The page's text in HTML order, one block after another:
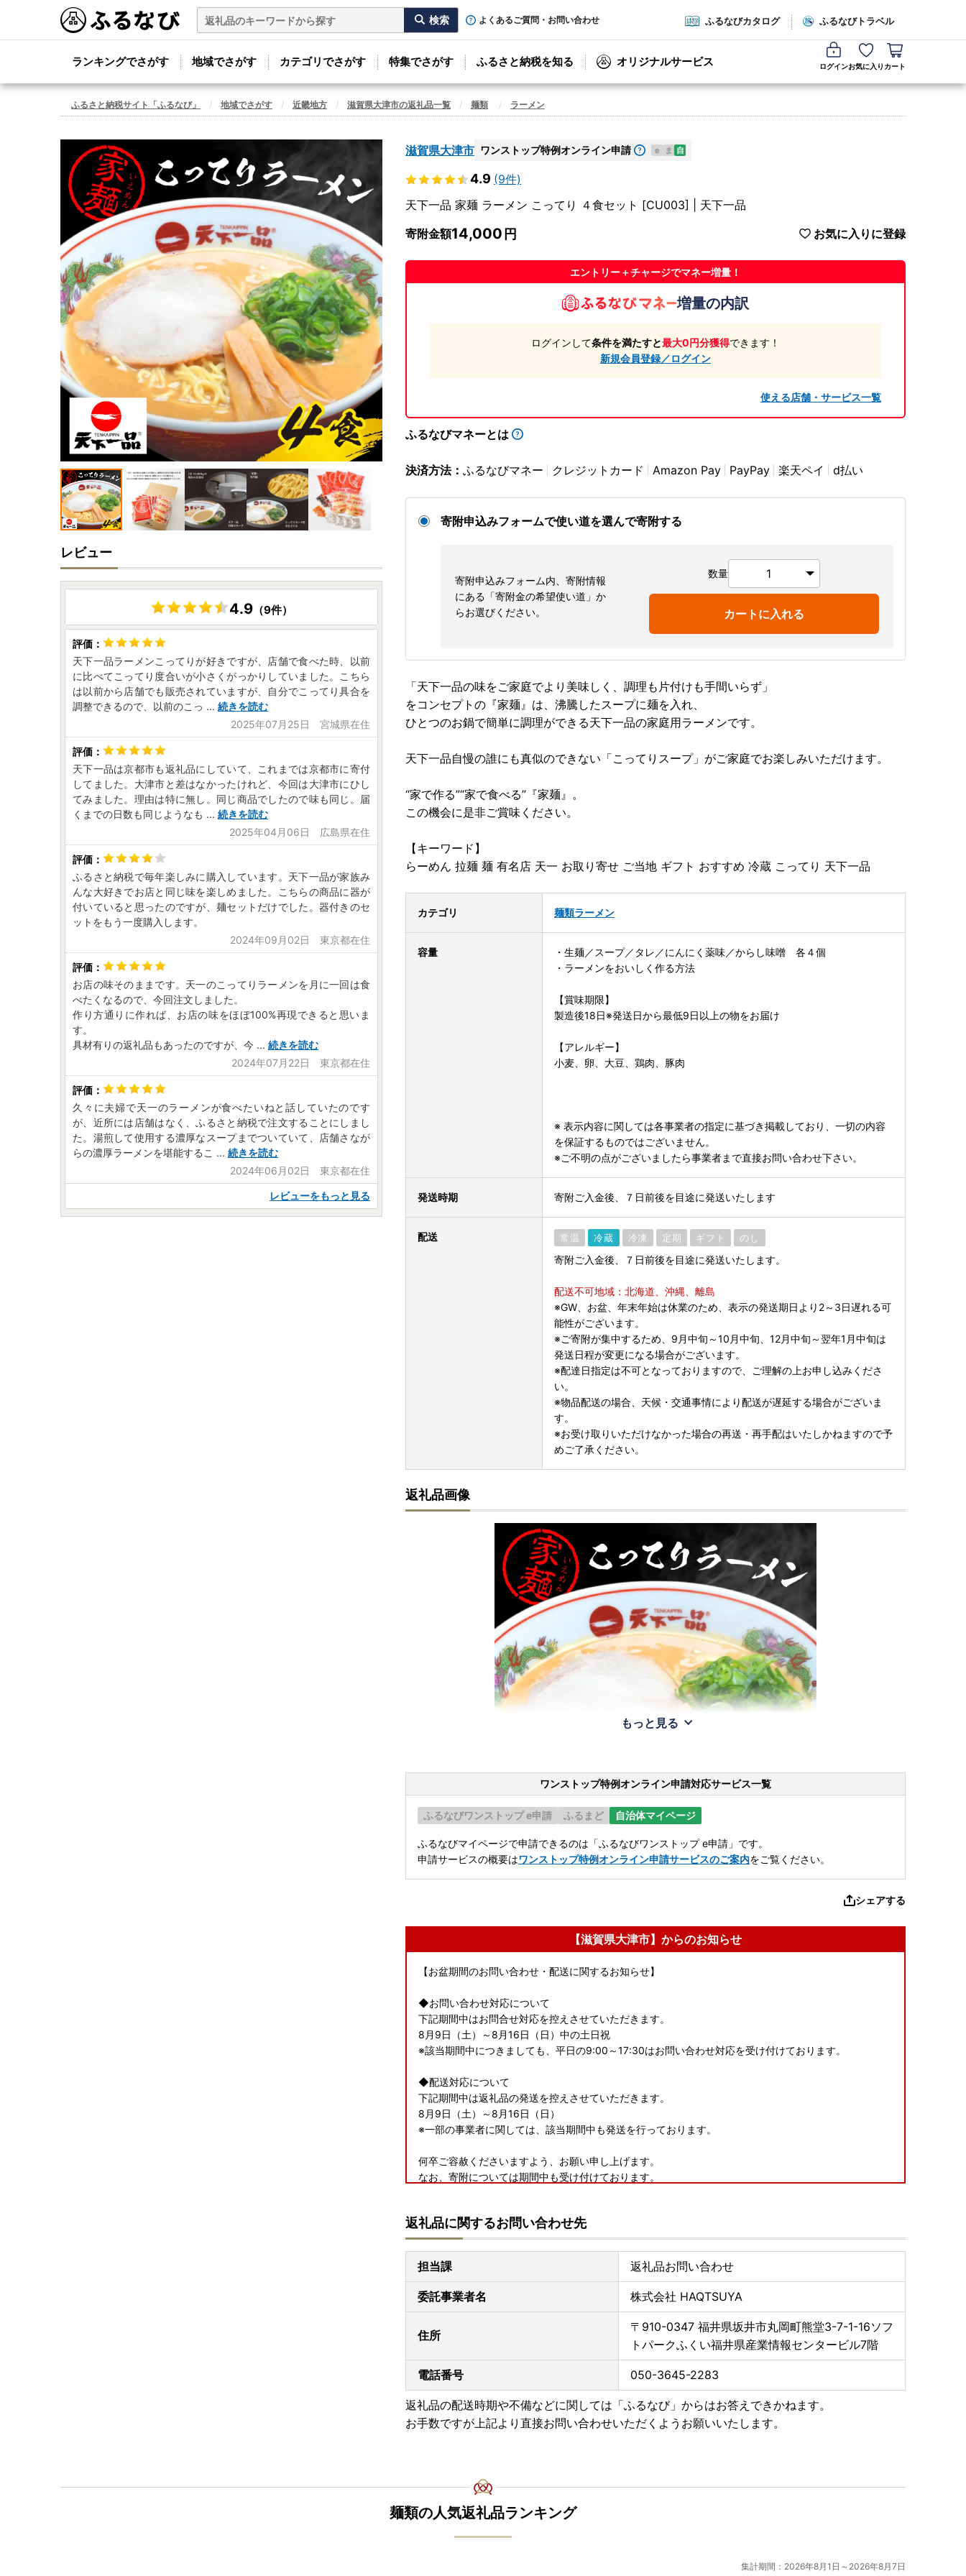
よくあるご質問・お問い合わせ ふるなびカタログ ふるなびトラベル
ランキングでさがす 地域でさがす カテゴリでさがす 特集でさがす ふるさと納税を知る オリジナルサービス ログインお気に入り カート
ふるさと納税サイト「ふるなび」 地域でさがす 近畿地方 滋賀県大津市の返礼品一覧 麺類 ラーメン
滋賀県大津市 ワンストップ特例オンライン申請 e ま 自
4.9 (9件)
天下一品 家麺 ラーメン こってり ４食セット [CU003] | 天下一品
寄附金額14,000 お気に入りに登録
エントリー＋チャージでマネー増量！
増量の内訳
ログインして条件を満たすと最大0円分獲得できます！
新規会員登録／ログイン
使える店舗・サービス一覧
ふるなびマネーとは
決済方法： ふるなびマネー クレジットカード Amazon Pay PayPay 楽天ペイ d払い
寄附申込みフォームで使い道を選んで寄附する
寄附申込みフォーム内、寄附情報
にある「寄附金の希望使い道」か
らお選びください。
数量
カートに入れる
「天下一品の味をご家庭でより美味しく、調理も片付けも手間いらず」
をコンセプトの『家麺』は、沸騰したスープに麺を入れ、
ひとつのお鍋で簡単に調理ができる天下一品の家庭用ラーメンです。
天下一品自慢の誰にも真似のできない「こってりスープ」がご家庭でお楽しみいただけます。
“家で作る”“家で食べる”『家麺』。
この機会に是非ご賞味ください。
【キーワード】
らーめん 拉麺 麺 有名店 天一 お取り寄せ ご当地 ギフト おすすめ 冷蔵 こってり 天下一品
カテゴリ 麺類ラーメン
容量
・生麺／スープ／タレ／にんにく薬味／からし味噌 各４個
・ラーメンをおいしく作る方法
【賞味期限】
製造後18日※発送日から最低9日以上の物をお届け
【アレルギー】
小麦、卵、大豆、鶏肉、豚肉
※ 表示内容に関しては各事業者の指定に基づき掲載しており、一切の内容
を保証するものではございません。
※ご不明の点がございましたら事業者まで直接お問い合わせ下さい。
発送時期 寄附ご入金後、７日前後を目途に発送いたします
配送 常温 冷蔵 冷凍 定期 ギフト のし
寄附ご入金後、７日前後を目途に発送いたします。
配送不可地域：北海道、沖縄、離島
※GW、お盆、年末年始は休業のため、表示の発送期日より2～3日遅れる可
能性がございます。
※ご寄附が集中するため、9月中旬～10月中旬、12月中旬～翌年1月中旬は
発送日程が変更になる場合がございます。
※配達日指定は不可となっておりますので、ご理解の上お申し込みくださ
い。
※物品配送の場合、天候・交通事情により配送が遅延する場合がございま
す。
※お受け取りいただけなかった場合の再送・再手配はいたしかねますので予
めご了承ください。
返礼品画像
もっと見る
ワンストップ特例オンライン申請対応サービス一覧
ふるなびワンストップ e申請 ふるまど 自治体マイページ
ふるなびマイページで申請できるのは「ふるなびワンストップ e申請」です。
申請サービスの概要はワンストップ特例オンライン申請サービスのご案内をご覧ください。
シェアする
【滋賀県大津市】からのお知らせ
【お盆期間のお問い合わせ・配送に関するお知らせ】
◆お問い合わせ対応について
下記期間中はお問合せ対応を控えさせていただきます。
8月9日（土）～8月16日（日）中の土日祝
※該当期間中につきましても、平日の9:00～17:30はお問い合わせ対応を受け付けております。
◆配送対応について
下記期間中は返礼品の発送を控えさせていただきます。
8月9日（土）～8月16日（日）
※一部の事業者に関しては、該当期間中も発送を行っております。
何卒ご容赦くださいますよう、お願い申し上げます。
なお、寄附については期間中も受け付けております。
【寄附お申込みの注意事項】
■配送注意事項
・配達日指定は不可となっておりますので、ご理解の上お申込みください。
・寄附が集中する12月のお申込みは発送日程が変更になる場合がございます。
・寄附者様の長期不在などで受取が遅れた場合、宅配業者営業所での保管期間は理由にかかわらず、
一般貨物（陸便）は、営業所到着後７日間、クール便（冷凍・冷蔵）は、営業所到着後３日間となりま
保管期間を過ぎ、宅配業者からの返送されてまいりましたお荷物につきましては、
すので期間内に必ずお受け取りくださいますようお願いいたします。
■寄附注意事項
・寄附申込みのキャンセル、返礼品の変更・返品はできません。あらかじめご了承ください。
【書類について】
ワンストップ特例申請書と寄附金受領証明書は、返礼品と別にお送りいたします。
の住所に申込完了日から2週間程度で発送いたします。
返礼品に関するお問い合わせ先
担当課 返礼品お問い合わせ
委託事業者名 株式会社 HAQTSUYA
住所
〒910-0347 福井県坂井市丸岡町熊堂3-7-1-16ソフ
トパークふくい福井県産業情報センタービル7階
電話番号 050-3645-2283
返礼品の配送時期や不備などに関しては「ふるなび」からはお答えできかねます。
お手数ですが上記より直接お問い合わせいただくようお願いいたします。
レビュー
4.9（9件）
天下一品ラーメンこってりが好きですが、店舗で食べた時、以前
に比べてこってり度合いが小さくがっかりしていました。こちら
は以前から店舗でも販売されていますが、自分でこってり具合を
調整できるので、以前のこっ ... 続きを読む
2025年07月25日 宮城県在住
天下一品は京都市も返礼品にしていて、これまでは京都市に寄付
してました。大津市と差はなかったけれど、今回は大津市にひし
てみました。理由は特に無し。同じ商品でしたので味も同じ。届
くまでの日数も同じようなも ... 続きを読む
2025年04月06日 広島県在住
ふるさと納税で毎年楽しみに購入しています。天下一品が家族み
んな大好きでお店と同じ味を楽しめました。こちらの商品に器が
付いていると思ったのですが、麺セットだけでした。器付きのセ
ットをもう一度購入します。
2024年09月02日 東京都在住
お店の味そのままです。天一のこってりラーメンを月に一回は食
べたくなるので、今回注文しました。
作り方通りに作れば、お店の味をほぼ100%再現できると思いま
す。
具材有りの返礼品もあったのですが、今 ... 続きを読む
2024年07月22日 東京都在住
久々に夫婦で天一のラーメンが食べたいねと話していたのです
が、近所には店舗はなく、ふるさと納税で注文することにしまし
た。湯煎して使用する濃厚なスープまでついていて、店舗さなが
らの濃厚ラーメンを堪能するこ ... 続きを読む
2024年06月02日 東京都在住
レビューをもっと見る
麺類の人気返礼品ランキング
集計期間：2026年8月1日～2026年8月7日